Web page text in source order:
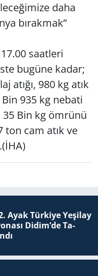
daha
bırakmak”
saatleri
bugüne kadar;
atığı, 980 kg atık
Bin 935 kg nebati
35 Bin kg ömrünü
ton cam atık ve
Ayak Tür­ki­ye Ye­şi­lay
Didim’de Ta­